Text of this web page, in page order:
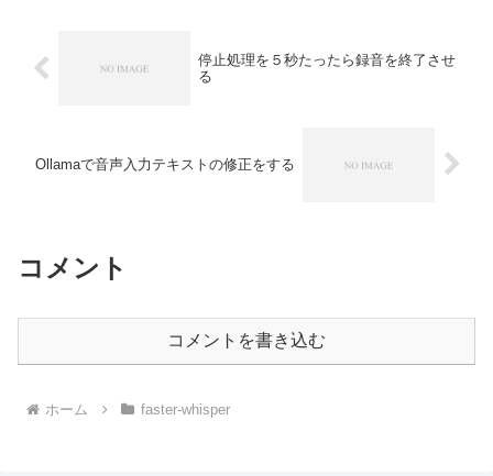
停止処理を５秒たったら録音を終了させ
る
Ollamaで音声入力テキストの修正をする
コメント
コメントを書き込む
ホーム faster-whisper